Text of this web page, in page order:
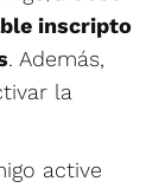
inscripto
. Además,
la
active